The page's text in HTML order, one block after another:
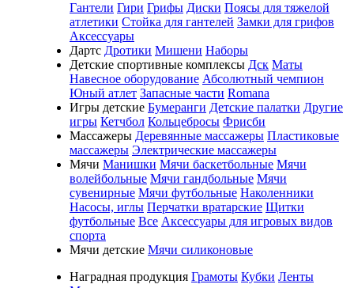
Гантели Гири Грифы Диски Поясы для тяжелой
атлетики Стойка для гантелей Замки для грифов
Аксессуары
Дартс Дротики Мишени Наборы
Детские спортивные комплексы Дск Маты
Навесное оборудование Абсолютный чемпион
Юный атлет Запасные части Romana
Игры детские Бумеранги Детские палатки Другие
игры Кетчбол Кольцебросы Фрисби
Массажеры Деревянные массажеры Пластиковые
массажеры Электрические массажеры
Мячи Манишки Мячи баскетбольные Мячи
волейбольные Мячи гандбольные Мячи
сувенирные Мячи футбольные Наколенники
Насосы, иглы Перчатки вратарские Щитки
футбольные Все Аксессуары для игровых видов
спорта
Мячи детские Мячи силиконовые
Наградная продукция Грамоты Кубки Ленты